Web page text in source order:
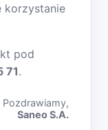
korzystanie
pod
71.
Pozdrawiamy,
Saneo S.A.